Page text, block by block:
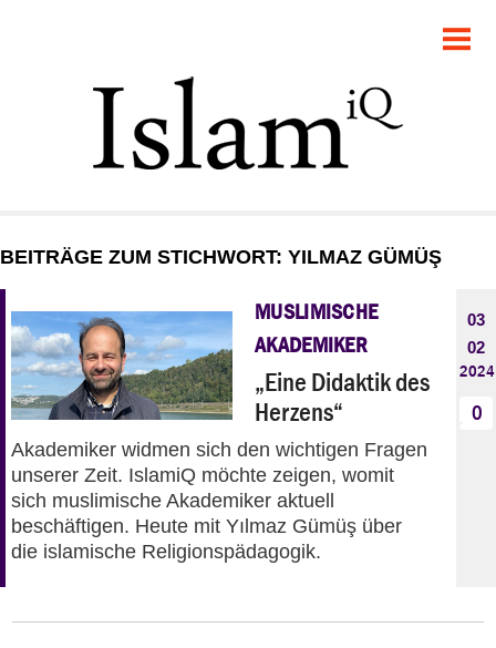
GESELLSCHAFT
STARTSEITE
DEBATTE
PANORAMA
BEITRÄGE ZUM STICHWORT: YILMAZ GÜMÜŞ
MUSLIMISCHE
AKADEMIKER
„Eine Didaktik des
Herzens“
Akademiker widmen sich den wichtigen Fragen
unserer Zeit. IslamiQ möchte zeigen, womit
sich muslimische Akademiker aktuell
beschäftigen. Heute mit Yılmaz Gümüş über
die islamische Religionspädagogik.
03
02
2024
0